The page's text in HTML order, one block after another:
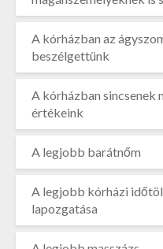
A kórházban az
beszélgettünk
A kórházban sincsenek
értékeink
A legjobb barátnőm
A legjobb kórházi
lapozgatása